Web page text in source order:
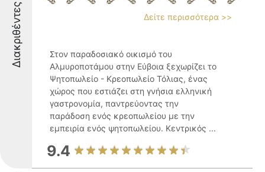
Διακριθέντες Δείτε περισσότερα >>
Στον παραδοσιακό οικισμό του
Αλμυροποτάμου στην Εύβοια ξεχωρίζει το
Ψητοπωλείο - Κρεοπωλείο Τόλιας, ένας
χώρος που εστιάζει στη γνήσια ελληνική
γαστρονομία, παντρεύοντας την
παράδοση ενός κρεοπωλείου με την
εμπειρία ενός ψητοπωλείου. Κεντρικός ...
9.4